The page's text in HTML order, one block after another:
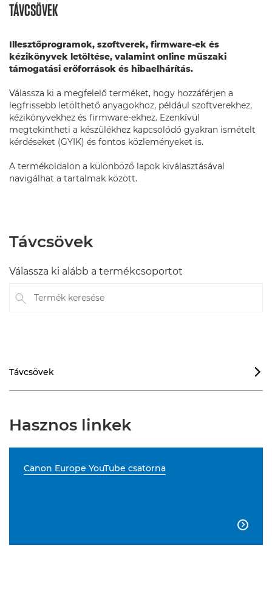
TÁVCSÖVEK
Illesztőprogramok, szoftverek, firmware-ek és
kézikönyvek letöltése, valamint online műszaki
támogatási erőforrások és hibaelhárítás.
Válassza ki a megfelelő terméket, hogy hozzáférjen a
legfrissebb letölthető anyagokhoz, például szoftverekhez,
kézikönyvekhez és firmware-ekhez. Ezenkívül
megtekintheti a készülékhez kapcsolódó gyakran ismételt
kérdéseket (GYIK) és fontos közleményeket is.
A termékoldalon a különböző lapok kiválasztásával
navigálhat a tartalmak között.
Távcsövek
Válassza ki alább a termékcsoportot
Termék keresése
Távcsövek 
Hasznos linkek
Canon Europe YouTube csatorna
